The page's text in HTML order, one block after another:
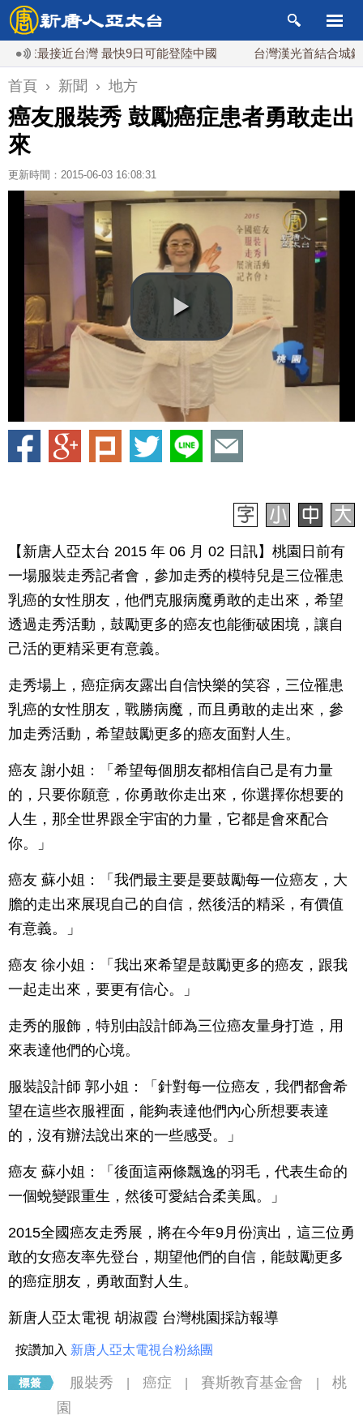
接近台灣 最快9日可能登陸中國 台灣漢光首結合城鎮演習
首頁 › 新聞 › 地方
癌友服裝秀 鼓勵癌症患者勇敢走出
來
更新時間：2015-06-03 16:08:31
【新唐人亞太台 2015 年 06 月 02 日訊】桃園日前有
一場服裝走秀記者會，參加走秀的模特兒是三位罹患
乳癌的女性朋友，他們克服病魔勇敢的走出來，希望
透過走秀活動，鼓勵更多的癌友也能衝破困境，讓自
己活的更精采更有意義。
走秀場上，癌症病友露出自信快樂的笑容，三位罹患
乳癌的女性朋友，戰勝病魔，而且勇敢的走出來，參
加走秀活動，希望鼓勵更多的癌友面對人生。
癌友 謝小姐：「希望每個朋友都相信自己是有力量
的，只要你願意，你勇敢你走出來，你選擇你想要的
人生，那全世界跟全宇宙的力量，它都是會來配合
你。」
癌友 蘇小姐：「我們最主要是要鼓勵每一位癌友，大
膽的走出來展現自己的自信，然後活的精采，有價值
有意義。」
癌友 徐小姐：「我出來希望是鼓勵更多的癌友，跟我
一起走出來，要更有信心。」
走秀的服飾，特別由設計師為三位癌友量身打造，用
來表達他們的心境。
服裝設計師 郭小姐：「針對每一位癌友，我們都會希
望在這些衣服裡面，能夠表達他們內心所想要表達
的，沒有辦法說出來的一些感受。」
癌友 蘇小姐：「後面這兩條飄逸的羽毛，代表生命的
一個蛻變跟重生，然後可愛結合柔美風。」
2015全國癌友走秀展，將在今年9月份演出，這三位勇
敢的女癌友率先登台，期望他們的自信，能鼓勵更多
的癌症朋友，勇敢面對人生。
新唐人亞太電視 胡淑霞 台灣桃園採訪報導
按讚加入 新唐人亞太電視台粉絲團
服裝秀 癌症 賽斯教育基金會
桃
園